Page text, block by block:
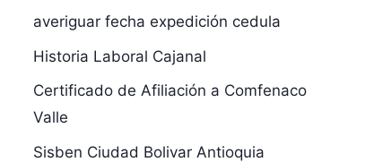
averiguar fecha expedición cedula
Historia Laboral Cajanal
Certificado de Afiliación a Comfenaco
Valle
Sisben Ciudad Bolivar Antioquia